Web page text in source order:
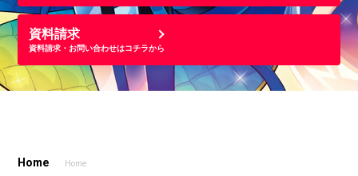
資料請求
資料請求・お問い合わせはコチラから
Home Home